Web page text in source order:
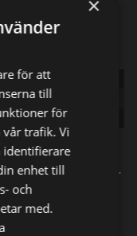
hanterar
att polisen filmar
×
för att
till
för
vår trafik. Vi
identifierare
enhet till
och
med.